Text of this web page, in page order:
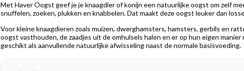
Met Haver Oogst geef je je knaagdier of konijn een natuurlijke oogst om zelf
snuffelen, zoeken, plukken en knabbelen. Dat maakt deze oogst leuker dan
Voor kleine knaagdieren zoals muizen, dwerghamsters, hamsters, gerbils en
oogst vasthouden, de zaadjes uit de omhulsels halen en er op hun eigen
geschikt als aanvullende natuurlijke afwisseling naast de normale basisvoeding.